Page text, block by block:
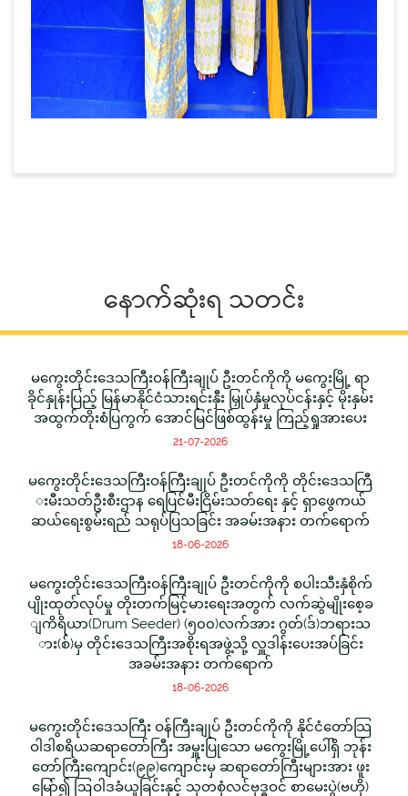
နောက်ဆုံးရ သတင်း
မကွေးတိုင်းဒေသကြီးဝန်ကြီးချုပ် ဦးတင်ကိုကို မကွေးမြို့ ရာ
ခိုင်နှုန်းပြည့် မြန်မာနိုင်ငံသားရင်းနှီး မြှုပ်နှံမှုလုပ်ငန်းနှင့် မိုးနှမ်း
အထွက်တိုးစံပြကွက် အောင်မြင်ဖြစ်ထွန်းမှု ကြည့်ရှုအားပေး
21-07-2026
မကွေးတိုင်းဒေသကြီးဝန်ကြီးချုပ် ဦးတင်ကိုကို တိုင်းဒေသကြီ
းမီးသတ်ဦးစီးဌာန ရေပြင်မီးငြိမ်းသတ်ရေး နှင့် ရှာဖွေကယ်
ဆယ်ရေးစွမ်းရည် သရုပ်ပြသခြင်း အခမ်းအနား တက်ရောက်
18-06-2026
မကွေးတိုင်းဒေသကြီးဝန်ကြီးချုပ် ဦးတင်ကိုကို စပါးသီးနှံစိုက်
ပျိုးထုတ်လုပ်မှု တိုးတက်မြင့်မားရေးအတွက် လက်ဆွဲမျိုးစေ့ခ
ျကိရိယာ(Drum Seeder) (၅၀၀)လက်အား ဂွတ်(ဒ်)ဘရားသ
ား(စ်)မှ တိုင်းဒေသကြီးအစိုးရအဖွဲ့သို့ လှူဒါန်းပေးအပ်ခြင်း
အခမ်းအနား တက်ရောက်
18-06-2026
မကွေးတိုင်းဒေသကြီး ဝန်ကြီးချုပ် ဦးတင်ကိုကို နိုင်ငံတော်သြ
ဝါဒါစရိယဆရာတော်ကြီး အမှူးပြုသော မကွေးမြို့ပေါ်ရှိ ဘုန်း
တော်ကြီးကျောင်း(၉၉)ကျောင်းမှ ဆရာတော်ကြီးများအား ဖူး
မြော်၍ ဩဝါဒခံယူခြင်းနှင့် သုတစုံလင်ဗုဒ္ဓဝင် စာမေးပွဲ(ဗဟို)